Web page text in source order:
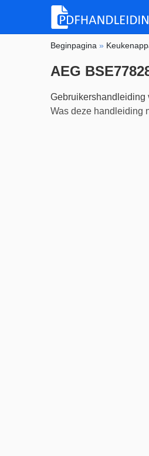
Beginpagina »
AEG
Gebruikershandleiding
Was deze handleiding